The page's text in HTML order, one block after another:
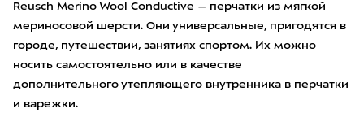
Reusch Merino Wool Conductive – перчатки из мягкой
мериносовой шерсти. Они универсальные, пригодятся в
городе, путешествии, занятиях спортом. Их можно
носить самостоятельно или в качестве
дополнительного утепляющего внутренника в перчатки
и варежки.